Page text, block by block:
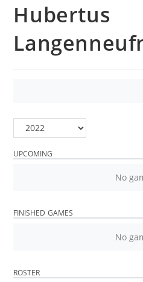
Hubertus
UPCOMING
No
FINISHED GAMES
No
ROSTER